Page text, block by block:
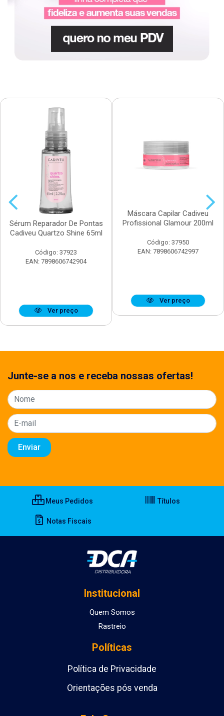
Sérum Reparador De Pontas
Cadiveu Quartzo Shine 65ml
Código: 37923
EAN: 7898606742904
Ver preço
Máscara Capilar Cadiveu
Profissional Glamour 200ml
Código: 37950
EAN: 7898606742997
Ver preço
Junte-se a nos e receba nossas ofertas!
Meus Pedidos Títulos
Notas Fiscais
Institucional
Quem Somos
Rastreio
Políticas
Política de Privacidade
Orientações pós venda